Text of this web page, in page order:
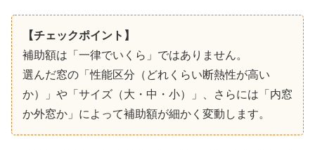
【チェックポイント】
補助額は「一律でいくら」ではありません。
選んだ窓の「性能区分（どれくらい断熱性が高い
か）」や「サイズ（大・中・小）」、さらには「内窓
か外窓か」によって補助額が細かく変動します。